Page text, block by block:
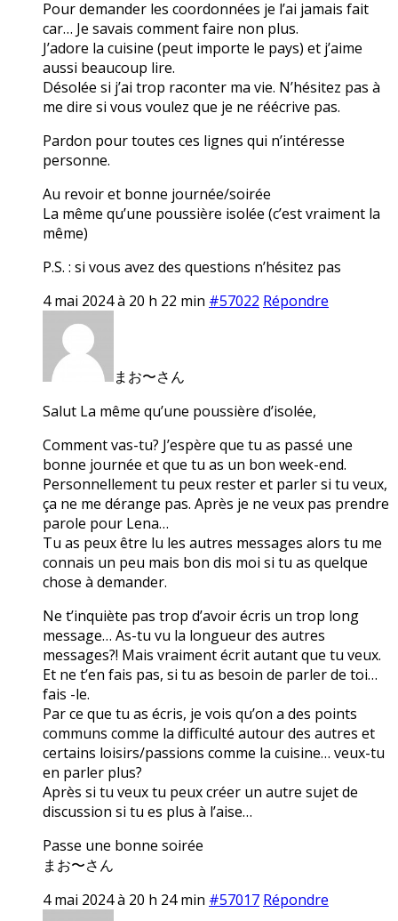
Pour demander les coordonnées je l’ai jamais fait
car… Je savais comment faire non plus.
J’adore la cuisine (peut importe le pays) et j’aime
aussi beaucoup lire.
Désolée si j’ai trop raconter ma vie. N’hésitez pas à
me dire si vous voulez que je ne réécrive pas.
Pardon pour toutes ces lignes qui n’intéresse
personne.
Au revoir et bonne journée/soirée
La même qu’une poussière isolée (c’est vraiment la
même)
P.S. : si vous avez des questions n’hésitez pas
4 mai 2024 à 20 h 22 min #57022 Répondre
まお〜さん
Salut La même qu’une poussière d’isolée,
Comment vas-tu? J’espère que tu as passé une
bonne journée et que tu as un bon week-end.
Personnellement tu peux rester et parler si tu veux,
ça ne me dérange pas. Après je ne veux pas prendre
parole pour Lena…
Tu as peux être lu les autres messages alors tu me
connais un peu mais bon dis moi si tu as quelque
chose à demander.
Ne t’inquiète pas trop d’avoir écris un trop long
message… As-tu vu la longueur des autres
messages?! Mais vraiment écrit autant que tu veux.
Et ne t’en fais pas, si tu as besoin de parler de toi…
fais -le.
Par ce que tu as écris, je vois qu’on a des points
communs comme la difficulté autour des autres et
certains loisirs/passions comme la cuisine… veux-tu
en parler plus?
Après si tu veux tu peux créer un autre sujet de
discussion si tu es plus à l’aise…
Passe une bonne soirée
まお〜さん
4 mai 2024 à 20 h 24 min #57017 Répondre